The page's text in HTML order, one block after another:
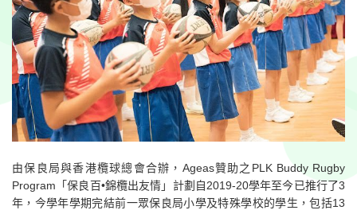
由保良局與香港欖球總會合辦，Ageas贊助之PLK Buddy Rugby
Program「保良百•錦欖出友情」計劃自2019-20學年至今已推行了3
年，今學年學期完結前一眾保良局小學及特殊學校的學生，包括13